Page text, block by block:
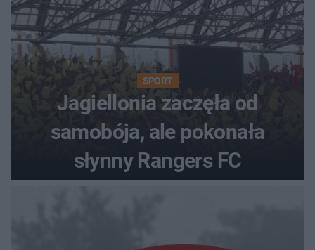
SPORT
Jagiellonia zaczęła od
samobója, ale pokonała
słynny Rangers FC